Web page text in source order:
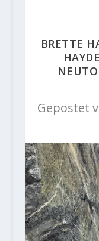
BRETTE
Gepostet